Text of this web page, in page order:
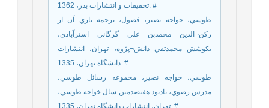
تحقيقات و انتشارات بدر، 1362. #
طوسي، خواجه نصير، فصول، ترجمه تازي آن از
رکن¬الدين محمدبن علي گرگاني استرآبادي،
بکوشش محمدتقي دانش¬پژوه، تهران، انتشارات
دانشگاه تهران، 1335. #
طوسي، خواجه نصير، مجموعه رسائل طوسي،
مدرس رضوي، يادبود هفتصدمين سال خواجه طوسي،
تهران، انتشارات دانشگاه تهران، 1335. #